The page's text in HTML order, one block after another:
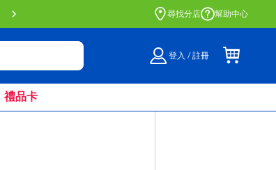
門店自取服務 網上購買並在店內
尋找分店 幫助中心
登入 / 註冊
禮品卡